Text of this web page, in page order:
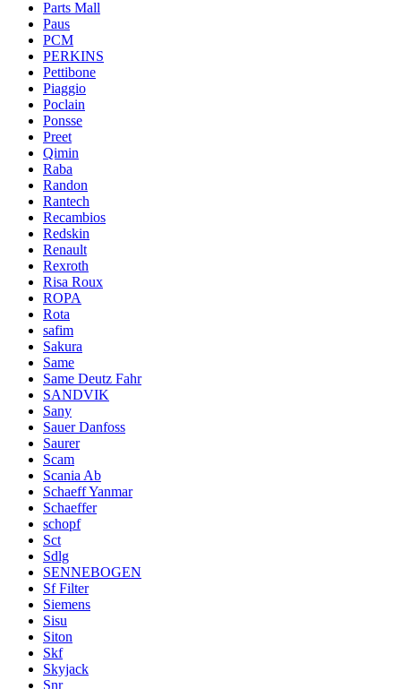
Parts Mall
Paus
PCM
PERKINS
Pettibone
Piaggio
Poclain
Ponsse
Preet
Qimin
Raba
Randon
Rantech
Recambios
Redskin
Renault
Rexroth
Risa Roux
ROPA
Rota
safim
Sakura
Same
Same Deutz Fahr
SANDVIK
Sany
Sauer Danfoss
Saurer
Scam
Scania Ab
Schaeff Yanmar
Schaeffer
schopf
Sct
Sdlg
SENNEBOGEN
Sf Filter
Siemens
Sisu
Siton
Skf
Skyjack
Snr